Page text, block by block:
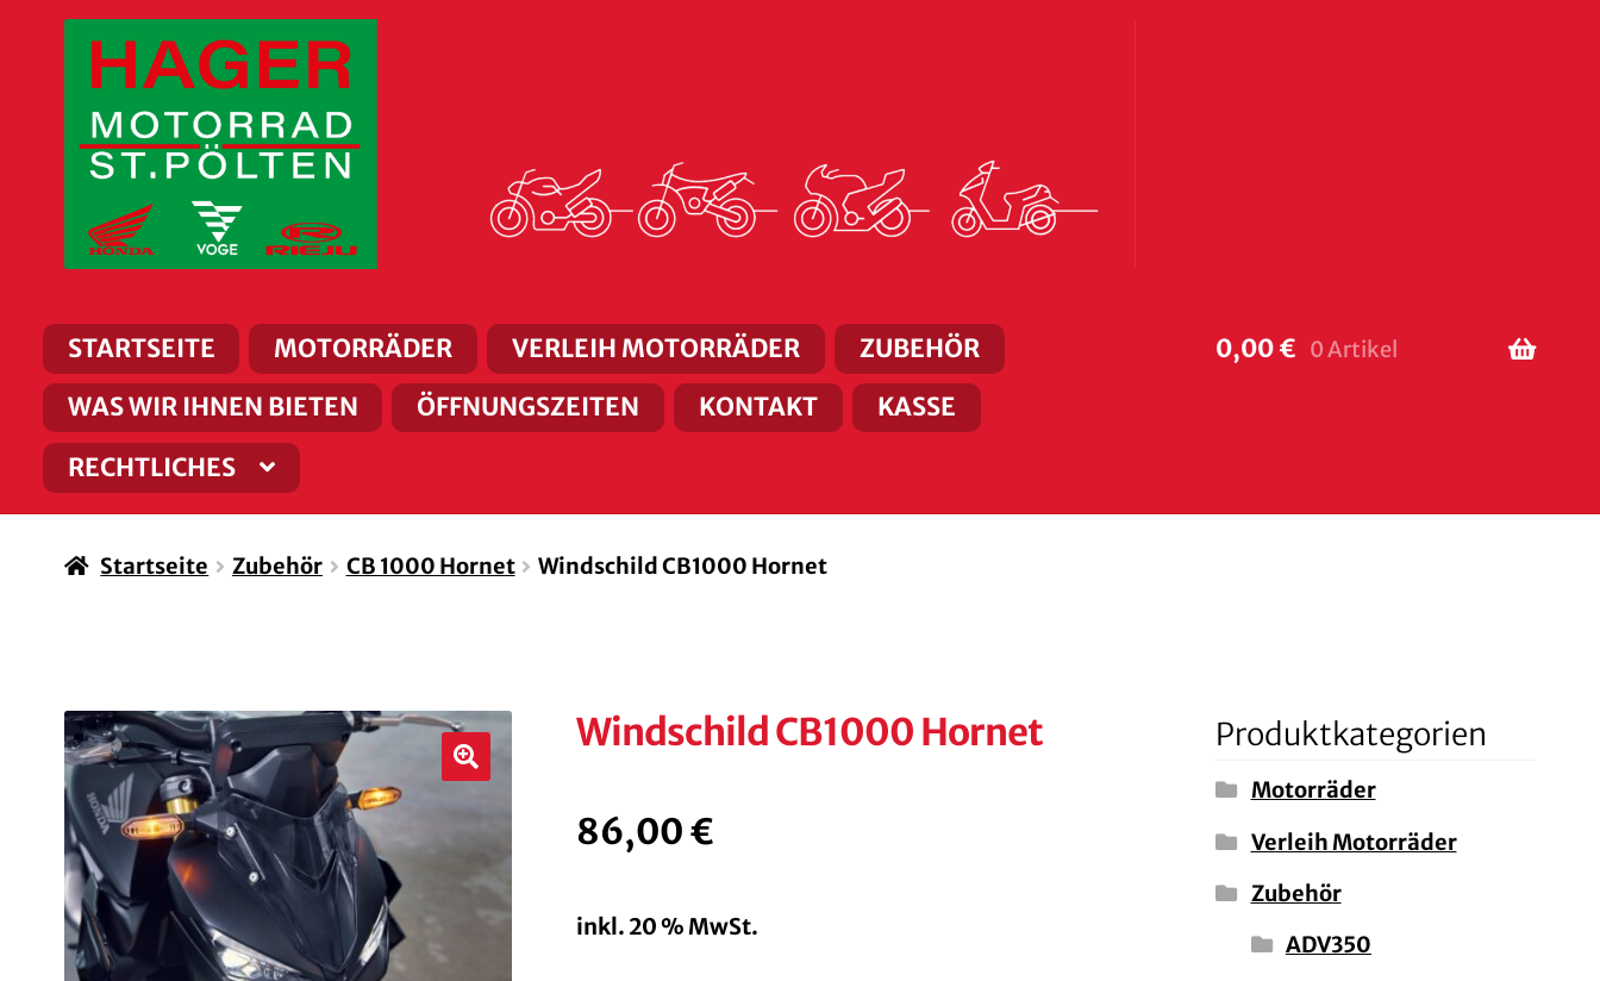
Zur
Navigation
springen
Zum
Inhalt
springen
STARTSEITE MOTORRÄDER VERLEIH MOTORRÄDER
ZUBEHÖR
WAS WIR IHNEN BIETEN
ÖFFNUNGSZEITEN KONTAKT
KASSE
RECHTLICHES
0,00€ 0 Artikel
Startseite Zubehör CB 1000 Hornet Windschild CB1000 Hornet
Windschild CB1000 Hornet
86,00€
inkl. 20 % MwSt.
Produktkategorien
Motorräder
Verleih Motorräder
Zubehör
ADV350